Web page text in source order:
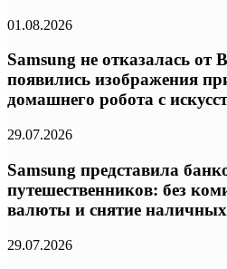
01.08.2026
Samsung не отказалась от
появились изображения
домашнего робота с
29.07.2026
Samsung представила
путешественников: без
валюты и снятие наличных
29.07.2026